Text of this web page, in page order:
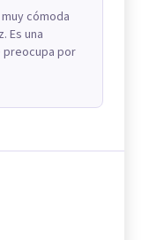
cómoda
Es una
preocupa por